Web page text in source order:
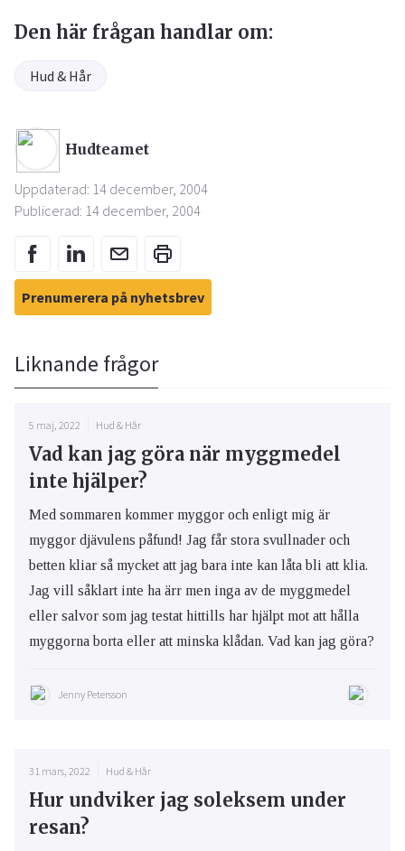
Den här frågan handlar om:
Hud & Hår
Hudteamet
Uppdaterad: 14 december, 2004
Publicerad: 14 december, 2004
Prenumerera på nyhetsbrev
Liknande frågor
5 maj, 2022 Hud & Hår
Vad kan jag göra när myggmedel
inte hjälper?
Med sommaren kommer myggor och enligt mig är
myggor djävulens påfund! Jag får stora svullnader och
betten kliar så mycket att jag bara inte kan låta bli att klia.
Jag vill såklart inte ha ärr men inga av de myggmedel
eller salvor som jag testat hittills har hjälpt mot att hålla
myggorna borta eller att minska klådan. Vad kan jag göra?
Jenny Petersson
31 mars, 2022 Hud & Hår
Hur undviker jag soleksem under
resan?